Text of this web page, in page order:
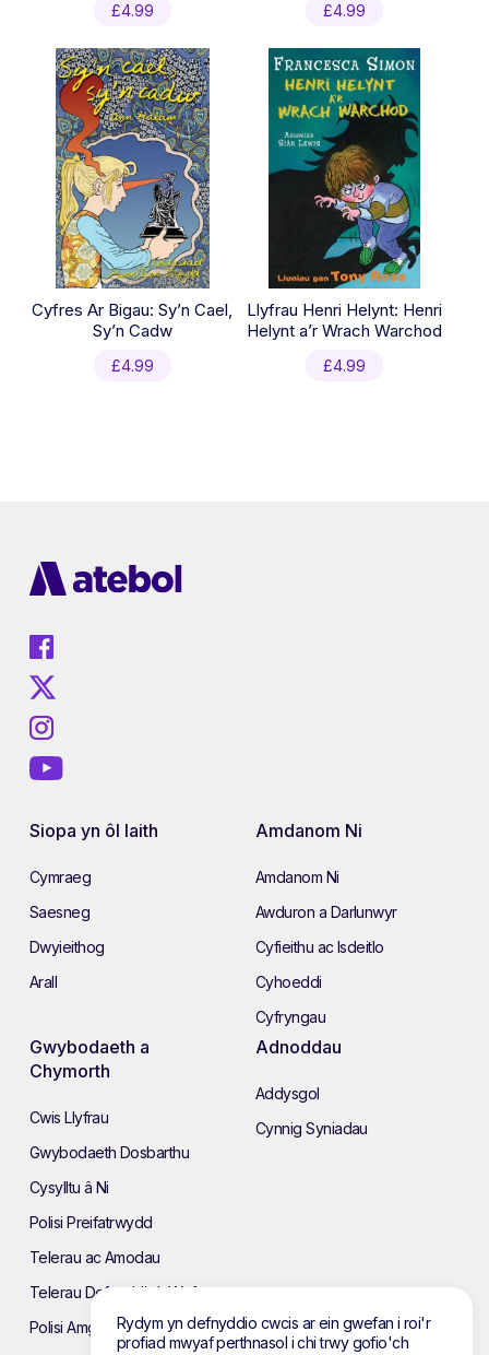
£4.99 £4.99
Cyfres Ar Bigau: Sy’n Cael,
Sy’n Cadw
£4.99
Llyfrau Henri Helynt: Henri
Helynt a’r Wrach Warchod
£4.99
Siopa yn ôl Iaith
Cymraeg
Saesneg
Dwyieithog
Arall
Amdanom Ni
Amdanom Ni
Awduron a Darlunwyr
Cyfieithu ac Isdeitlo
Cyhoeddi
Cyfryngau
Gwybodaeth a
Chymorth
Cwis Llyfrau
Gwybodaeth Dosbarthu
Cysylltu â Ni
Polisi Preifatrwydd
Telerau ac Amodau
Telerau Defnyddio’r Wefan
Polisi Amgylcheddol
Adnoddau
Addysgol
Cynnig Syniadau
Rydym yn defnyddio cwcis ar ein gwefan i roi'r
profiad mwyaf perthnasol i chi trwy gofio'ch